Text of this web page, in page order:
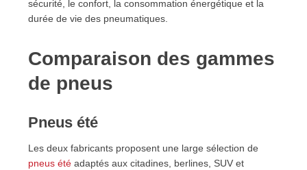
sécurité, le confort, la consommation énergétique et la
durée de vie des pneumatiques.
Comparaison des gammes
de pneus
Pneus été
Les deux fabricants proposent une large sélection de
pneus étéadaptés aux citadines, berlines, SUV et